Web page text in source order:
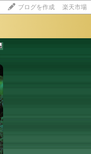
ブログを作成 楽天市場